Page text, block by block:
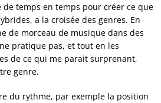
de temps en temps pour créer ce que
a la croisée des genres. En
de morceau de musique dans des
pratique pas, et tout en les
de ce qui me parait surprenant,
genre.
du rythme, par exemple la position